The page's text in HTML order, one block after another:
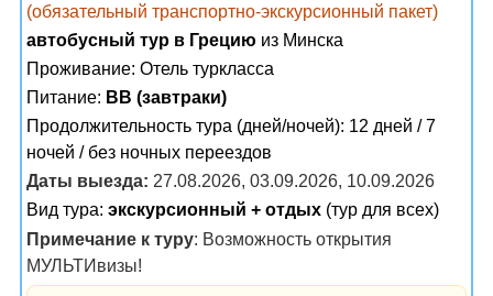
(обязательный транспортно-экскурсионный пакет)
автобусный тур в Грецию из Минска
Проживание: Отель туркласса
Питание: BB (завтраки)
Продолжительность тура (дней/ночей): 12 дней / 7
ночей / без ночных переездов
Даты выезда: 27.08.2026, 03.09.2026, 10.09.2026
Вид тура: экскурсионный + отдых (тур для всех)
Примечание к туру: Возможность открытия
МУЛЬТИвизы!